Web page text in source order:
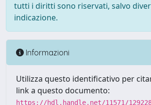
tutti i diritti sono riservati, salvo
indicazione.
Informazioni
Utilizza questo identificativo per
link a questo documento:
https://hdl.handle.net/11571/